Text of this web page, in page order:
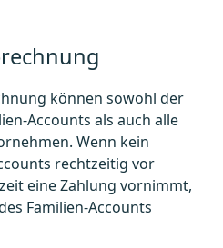
können sowohl der
Accounts als auch alle
Wenn kein
rechtzeitig vor
eine Zahlung vornimmt,
Familien-Accounts